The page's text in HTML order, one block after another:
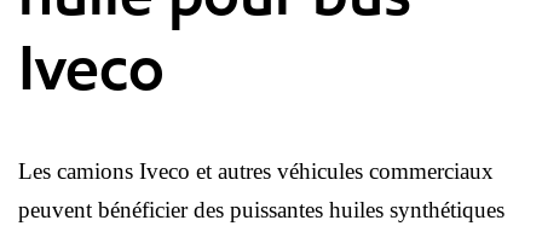
Iveco
Les camions Iveco et autres véhicules commerciaux
peuvent bénéficier des puissantes huiles synthétiques